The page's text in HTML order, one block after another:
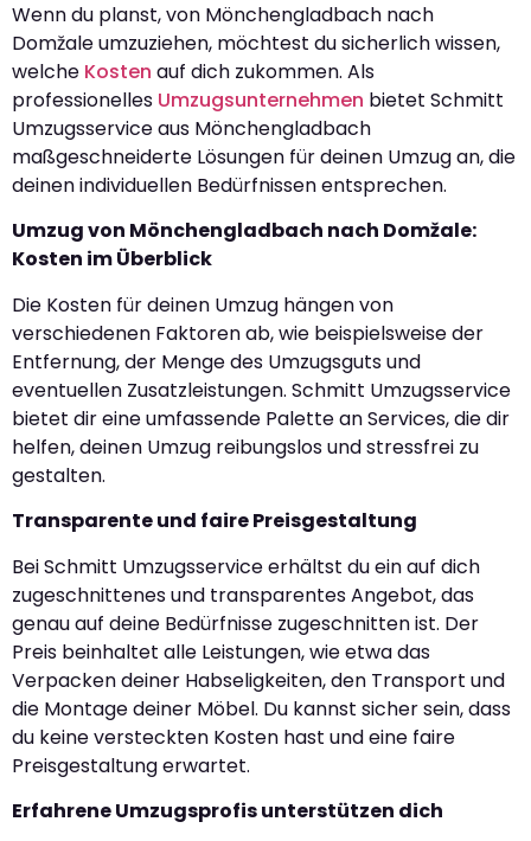
Wenn du planst, von Mönchengladbach nach
Domžale umzuziehen, möchtest du sicherlich wissen,
welche Kosten auf dich zukommen. Als
professionelles Umzugsunternehmen bietet Schmitt
Umzugsservice aus Mönchengladbach
maßgeschneiderte Lösungen für deinen Umzug an, die
deinen individuellen Bedürfnissen entsprechen.
Umzug von Mönchengladbach nach Domžale:
Kosten im Überblick
Die Kosten für deinen Umzug hängen von
verschiedenen Faktoren ab, wie beispielsweise der
Entfernung, der Menge des Umzugsguts und
eventuellen Zusatzleistungen. Schmitt Umzugsservice
bietet dir eine umfassende Palette an Services, die dir
helfen, deinen Umzug reibungslos und stressfrei zu
gestalten.
Transparente und faire Preisgestaltung
Bei Schmitt Umzugsservice erhältst du ein auf dich
zugeschnittenes und transparentes Angebot, das
genau auf deine Bedürfnisse zugeschnitten ist. Der
Preis beinhaltet alle Leistungen, wie etwa das
Verpacken deiner Habseligkeiten, den Transport und
die Montage deiner Möbel. Du kannst sicher sein, dass
du keine versteckten Kosten hast und eine faire
Preisgestaltung erwartet.
Erfahrene Umzugsprofis unterstützen dich